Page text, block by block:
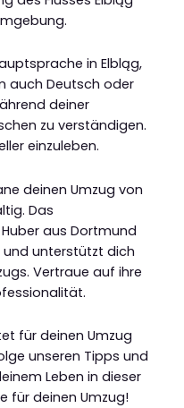
in Elbląg,
auch Deutsch oder
deiner
zu verständigen.
einzuleben.
deinen Umzug von
Das
aus Dortmund
unterstützt dich
Vertraue auf ihre
für deinen Umzug
unseren Tipps und
Leben in dieser
für deinen Umzug!